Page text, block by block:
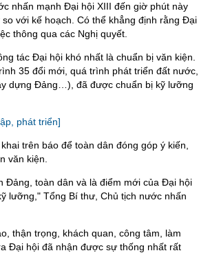
nhấn mạnh Đại hội XIII đến giờ phút này
với kế hoạch. Có thể khẳng định rằng Đại
thông qua các Nghị quyết.
tác Đại hội khó nhất là chuẩn bị văn kiện.
35 đổi mới, quá trình phát triển đất nước,
dựng Đảng…), đã được chuẩn bị kỹ lưỡng
phát triển]
trên báo để toàn dân đóng góp ý kiến,
văn kiện.
Đảng, toàn dân và là điểm mới của Đại hội
lưỡng," Tổng Bí thư, Chủ tịch nước nhấn
thận trọng, khách quan, công tâm, làm
Đại hội đã nhận được sự thống nhất rất